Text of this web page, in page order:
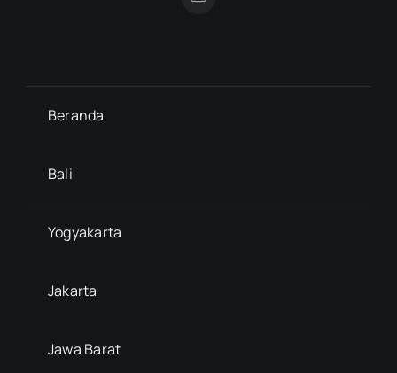
Beranda
Bali
Yogyakarta
Jakarta
Jawa Barat